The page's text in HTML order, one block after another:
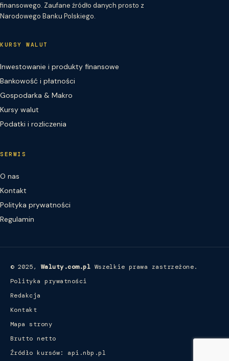
finansowego. Zaufane źródło danych prosto z
Narodowego Banku Polskiego.
KURSY WALUT
Inwestowanie i produkty finansowe
Bankowość i płatności
Gospodarka & Makro
Kursy walut
Podatki i rozliczenia
SERWIS
O nas
Kontakt
Polityka prywatności
Regulamin
© 2025, Waluty.com.pl Wszelkie prawa zastrzeżone.
Polityka prywatności
Redakcja
Kontakt
Mapa strony
Brutto netto
Źródło kursów: api.nbp.pl